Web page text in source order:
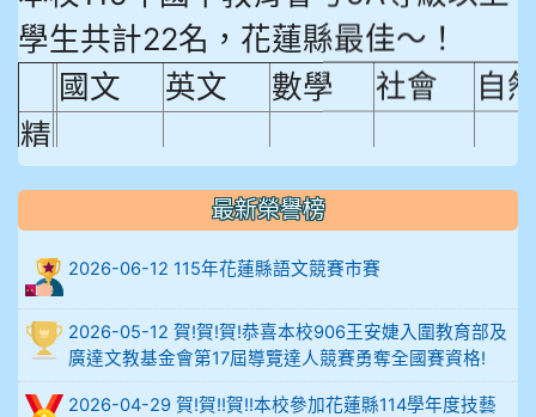
學生共計22名，花蓮縣最佳～！
國文 英文 數學 社會 自
精
熟
度
比
例
18.92%18.65%29.19%12.16%
906陳兆宏 5A10+ 作文5
最新榮譽榜
2026-06-12 115年花蓮縣語文競賽市賽
2026-05-12 賀!賀!賀!恭喜本校906王安婕入圍教育部及
廣達文教基金會第17屆導覽達人競賽勇奪全國賽資格!
2026-04-29 賀!賀!!賀!!本校參加花蓮縣114學年度技藝